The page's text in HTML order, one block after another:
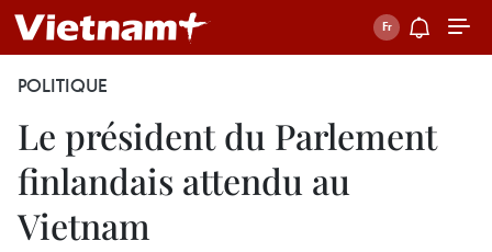
POLITIQUE
Le président du Parlement
finlandais attendu au
Vietnam